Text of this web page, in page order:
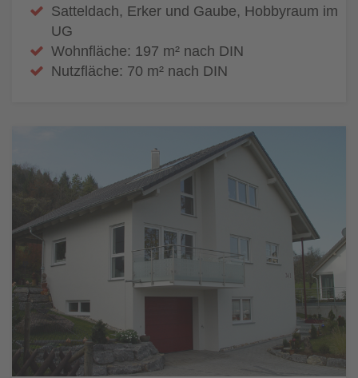
Satteldach, Erker und Gaube, Hobbyraum im
UG
Wohnfläche: 197 m² nach DIN
Nutzfläche: 70 m² nach DIN